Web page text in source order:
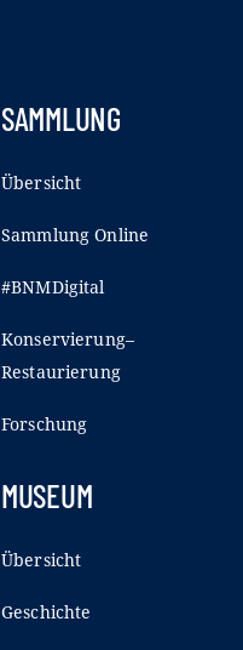
SAMMLUNG
Übersicht
Sammlung Online
#BNMDigital
Konservierung–
Restaurierung
Forschung
MUSEUM
Übersicht
Geschichte